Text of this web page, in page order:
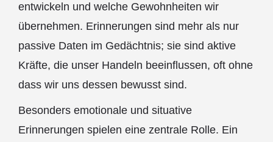
entwickeln und welche Gewohnheiten wir
übernehmen. Erinnerungen sind mehr als nur
passive Daten im Gedächtnis; sie sind aktive
Kräfte, die unser Handeln beeinflussen, oft ohne
dass wir uns dessen bewusst sind.
Besonders emotionale und situative
Erinnerungen spielen eine zentrale Rolle. Ein